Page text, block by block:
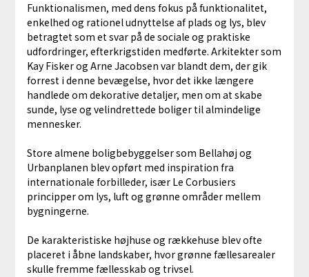
Funktionalismen, med dens fokus på funktionalitet,
enkelhed og rationel udnyttelse af plads og lys, blev
betragtet som et svar på de sociale og praktiske
udfordringer, efterkrigstiden medførte. Arkitekter som
Kay Fisker og Arne Jacobsen var blandt dem, der gik
forrest i denne bevægelse, hvor det ikke længere
handlede om dekorative detaljer, men om at skabe
sunde, lyse og velindrettede boliger til almindelige
mennesker.
Store almene boligbebyggelser som Bellahøj og
Urbanplanen blev opført med inspiration fra
internationale forbilleder, især Le Corbusiers
principper om lys, luft og grønne områder mellem
bygningerne.
De karakteristiske højhuse og rækkehuse blev ofte
placeret i åbne landskaber, hvor grønne fællesarealer
skulle fremme fællesskab og trivsel.